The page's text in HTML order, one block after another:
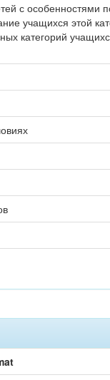
с особенностями
учащихся этой
категорий